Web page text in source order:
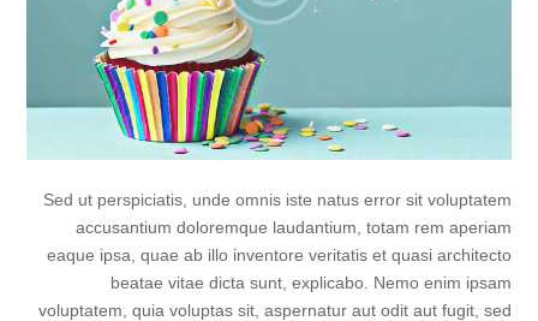
Sed ut perspiciatis, unde omnis iste natus error sit voluptatem
accusantium doloremque laudantium, totam rem aperiam
eaque ipsa, quae ab illo inventore veritatis et quasi architecto
beatae vitae dicta sunt, explicabo. Nemo enim ipsam
voluptatem, quia voluptas sit, aspernatur aut odit aut fugit, sed